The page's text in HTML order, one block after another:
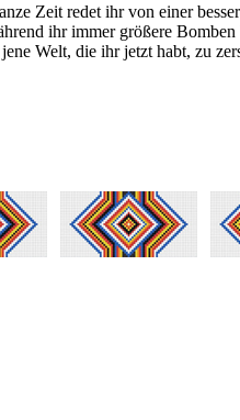
Zeit redet ihr von einer
ihr immer größere Bomben
Welt, die ihr jetzt habt, zu